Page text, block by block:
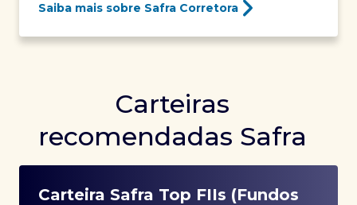
Saiba mais sobre Safra Corretora
Carteiras
recomendadas Safra
Carteira Safra Top FIIs (Fundos